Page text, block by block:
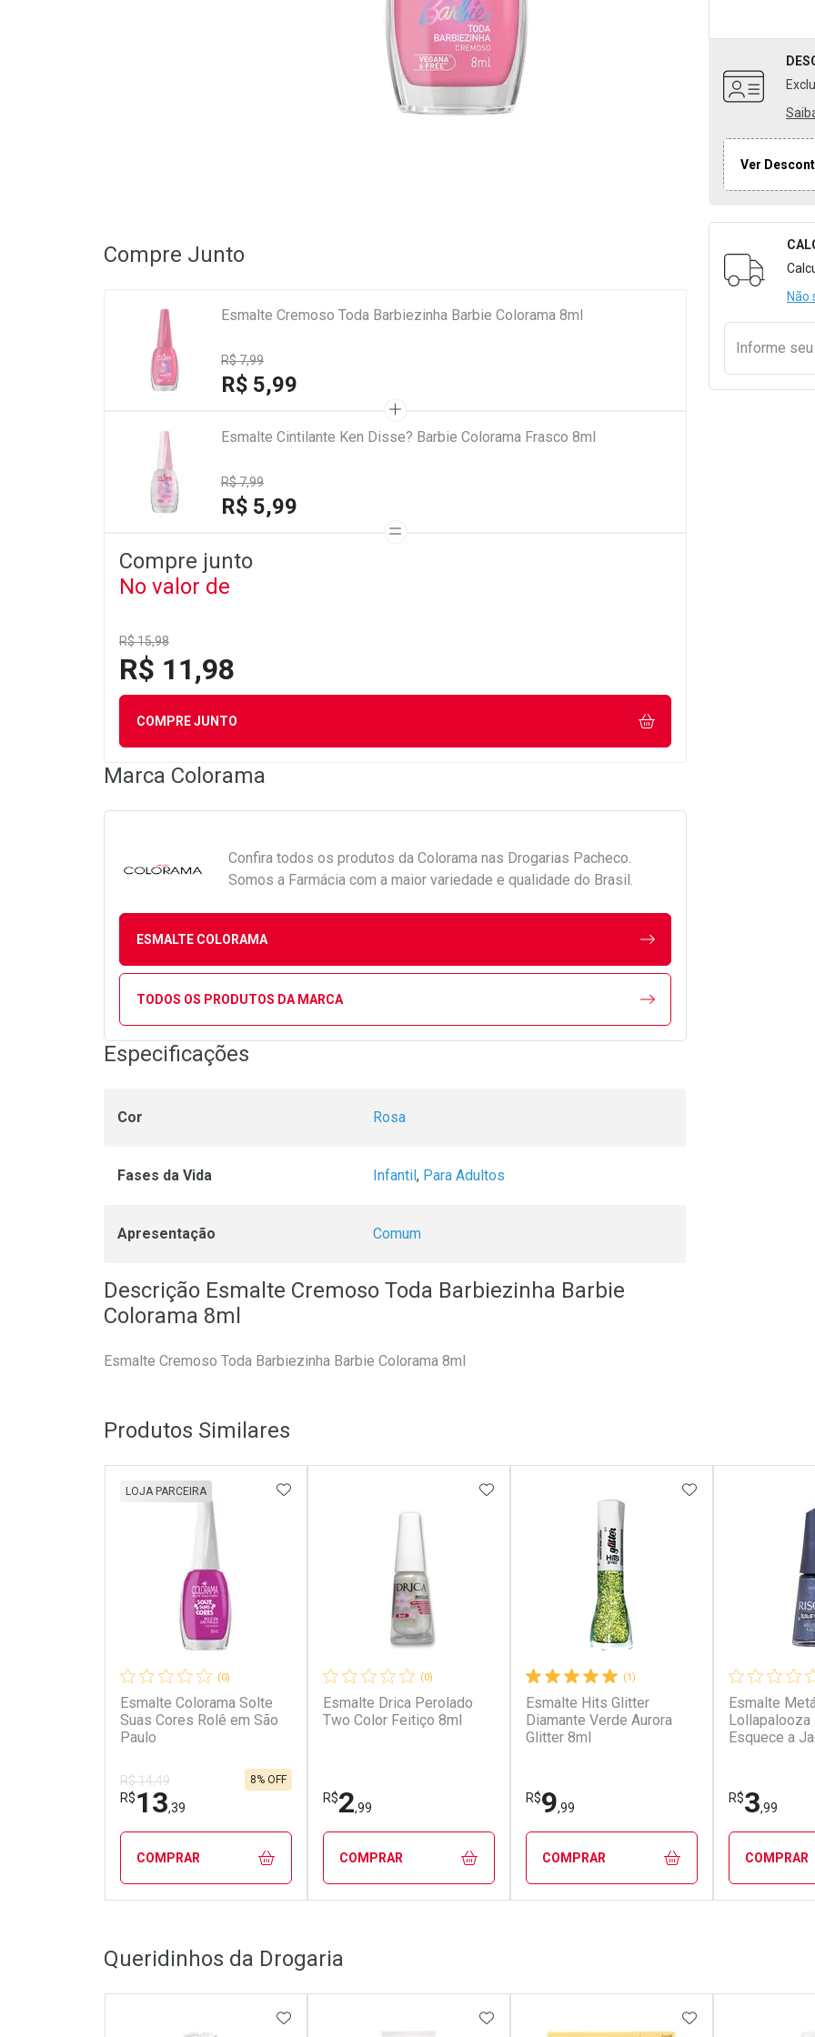
Ver
Não
Informe seu
Compre Junto
Esmalte Cremoso Toda Barbiezinha Barbie Colorama 8ml
R$ 7,99
R$ 5,99
Esmalte Cintilante Ken Disse? Barbie Colorama Frasco 8ml
R$ 7,99
R$ 5,99
Compre junto
No valor de
R$ 15,98
R$ 11,98
COMPRE JUNTO
Marca Colorama
Confira todos os produtos da Colorama nas Drogarias Pacheco.
Somos a Farmácia com a maior variedade e qualidade do Brasil.
ESMALTE COLORAMA
TODOS OS PRODUTOS DA MARCA
Especificações
Cor Rosa
Fases da Vida Infantil, Para Adultos
Apresentação Comum
Descrição Esmalte Cremoso Toda Barbiezinha Barbie
Colorama 8ml
Esmalte Cremoso Toda Barbiezinha Barbie Colorama 8ml
Produtos Similares
(0)
Esmalte Colorama Solte
Suas Cores Rolê em São
Paulo
LOJA PARCEIRA
R$ 14,49
R$13,39
8% OFF
ADICIONAR AOS FAVORITOS
COMPRAR
Laboratório
Por Menos
(0)
Esmalte Drica Perolado
Two Color Feitiço 8ml
R$2,99
ADICIONAR AOS FAVORITOS
COMPRAR
Laboratório
Por Menos
(1)
Esmalte Hits Glitter
Diamante Verde Aurora
Glitter 8ml
R$9,99
ADICIONAR AOS
COMPRAR
Esmalte
Lollapalooza
Esquece a
R$3,99
COMPRAR
Queridinhos da Drogaria
ADICIONAR AOS FAVORITOSADICIONAR AOS FAVORITOSADICIONAR AOS